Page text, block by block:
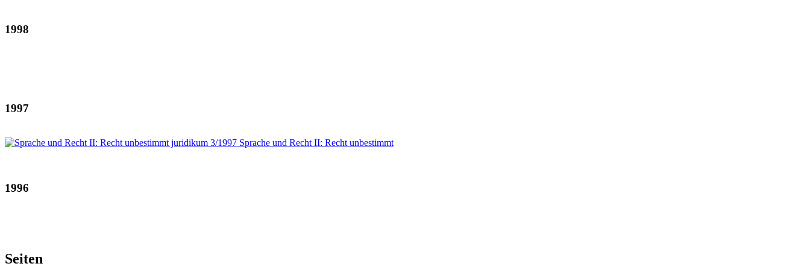
1998
1997
1996
Seiten